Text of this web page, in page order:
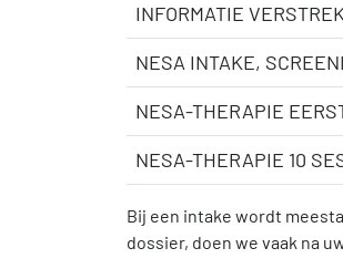
INFORMATIE
NESA INTAKE,
NESA-THERAPIE
NESA-THERAPIE 10
Bij een intake wordt
dossier, doen we vaak na